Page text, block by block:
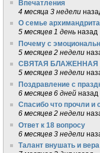
Впечатления
4 месяца 3 недели
О семье
5 месяцев 1 день назад
Почему с
5 месяцев 2 недели
СВЯТАЯ БЛАЖЕННАЯ
5 месяцев 3 недели
Поздравление с
6 месяцев 6 дней назад
Спасибо что прочли и
6 месяцев 2 недели
Ответ к 18 вопросу
6 месяцев 3 недели
Талант внушать и вера